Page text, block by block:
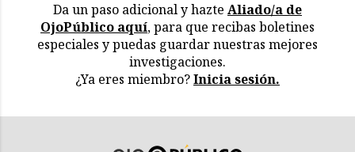
Da un paso adicional y hazte Aliado/a de
OjoPúblico aquí, para que recibas boletines
especiales y puedas guardar nuestras mejores
investigaciones.
¿Ya eres miembro?Inicia sesión.